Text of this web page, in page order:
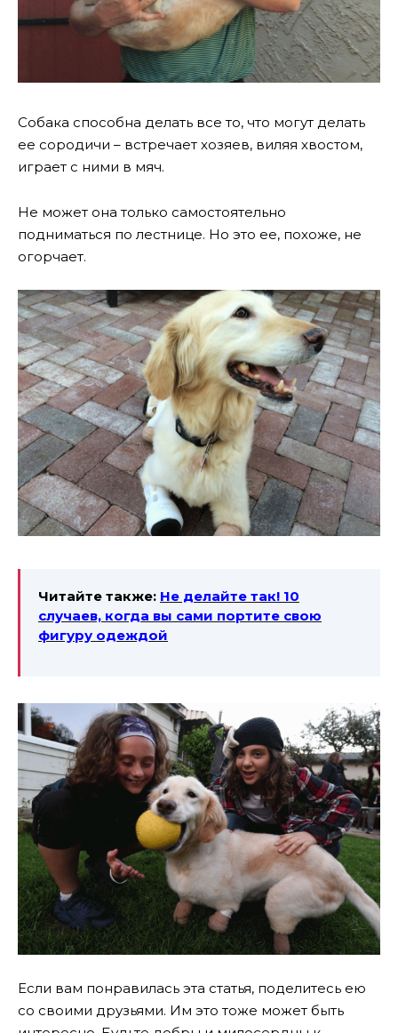
Собака способна делать все то, что могут делать
ее сородичи – встречает хозяев, виляя хвостом,
играет с ними в мяч.
Не может она только самостоятельно
подниматься по лестнице. Но это ее, похоже, не
огорчает.
Читайте также: Не делайте так! 10
случаев, когда вы сами портите свою
фигуру одеждой
Если вам понравилась эта статья, поделитесь ею
со своими друзьями. Им это тоже может быть